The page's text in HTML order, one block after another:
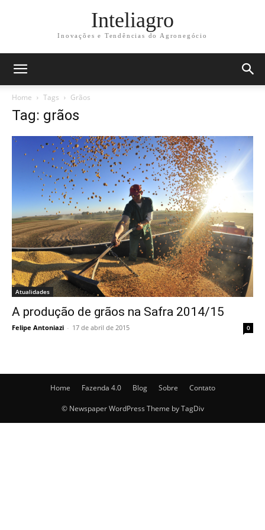
Inteliagro
Inovações e Tendências do Agronegócio
Home Tags Grãos
Tag: grãos
Atualidades
A produção de grãos na Safra 2014/15
Felipe Antoniazi - 17 de abril de 2015 0
Home Fazenda 4.0 Blog Sobre Contato
© Newspaper WordPress Theme by TagDiv